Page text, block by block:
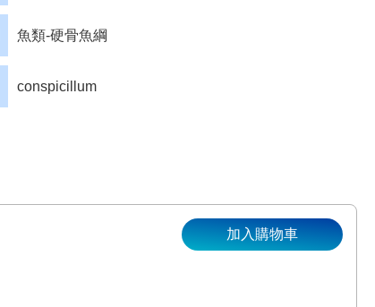
魚類-硬骨魚綱
conspicillum
加入購物車